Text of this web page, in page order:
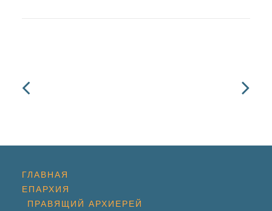
ГЛАВНАЯ
ЕПАРХИЯ
ПРАВЯЩИЙ АРХИЕРЕЙ